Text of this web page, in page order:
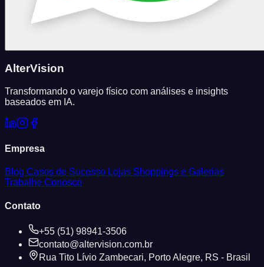
AlterVision
Transformando o varejo físico com análises e insights
baseados em IA.
Empresa
Blog Casos de Sucesso Lojas Shoppings e Galerias
Trabalhe Conosco
Contato
+55 (51) 98941-3506
contato@altervision.com.br
Rua Tito Lívio Zambecari, Porto Alegre, RS - Brasil